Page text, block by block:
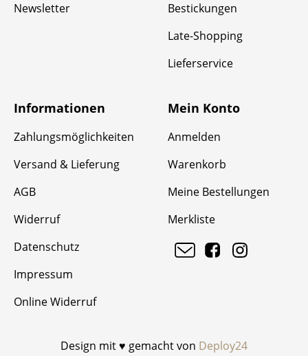
Newsletter
Bestickungen
Late-Shopping
Lieferservice
Informationen
Zahlungsmöglichkeiten
Versand & Lieferung
AGB
Widerruf
Datenschutz
Impressum
Online Widerruf
Mein Konto
Anmelden
Warenkorb
Meine Bestellungen
Merkliste
Design mit ♥ gemacht von Deploy24